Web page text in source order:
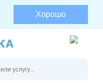
Хорошо